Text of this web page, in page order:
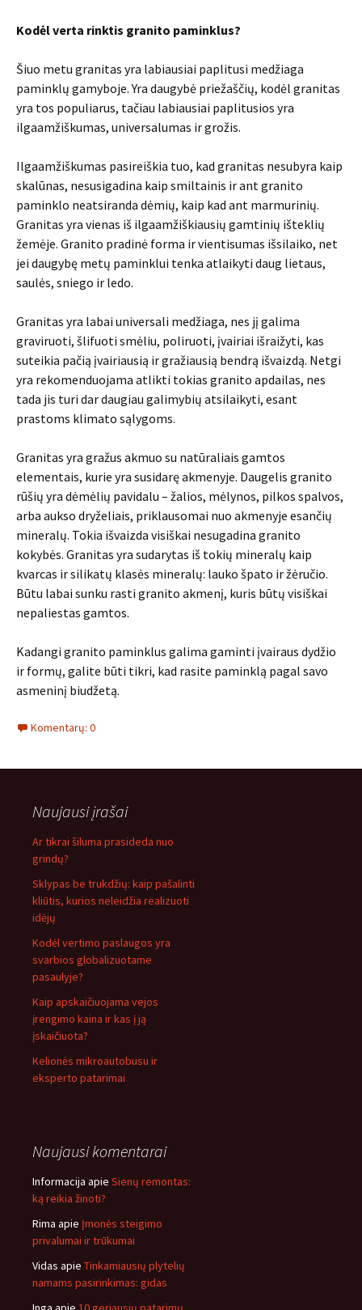
Kodėl verta rinktis granito paminklus?
Šiuo metu granitas yra labiausiai paplitusi medžiaga
paminklų gamyboje. Yra daugybė priežaščių, kodėl granitas
yra tos populiarus, tačiau labiausiai paplitusios yra
ilgaamžiškumas, universalumas ir grožis.
Ilgaamžiškumas pasireiškia tuo, kad granitas nesubyra kaip
skalūnas, nesusigadina kaip smiltainis ir ant granito
paminklo neatsiranda dėmių, kaip kad ant marmurinių.
Granitas yra vienas iš ilgaamžiškiausių gamtinių išteklių
žemėje. Granito pradinė forma ir vientisumas išsilaiko, net
jei daugybę metų paminklui tenka atlaikyti daug lietaus,
saulės, sniego ir ledo.
Granitas yra labai universali medžiaga, nes jį galima
graviruoti, šlifuoti smėliu, poliruoti, įvairiai išraižyti, kas
suteikia pačią įvairiausią ir gražiausią bendrą išvaizdą. Netgi
yra rekomenduojama atlikti tokias granito apdailas, nes
tada jis turi dar daugiau galimybių atsilaikyti, esant
prastoms klimato sąlygoms.
Granitas yra gražus akmuo su natūraliais gamtos
elementais, kurie yra susidarę akmenyje. Daugelis granito
rūšių yra dėmėlių pavidalu – žalios, mėlynos, pilkos spalvos,
arba aukso dryželiais, priklausomai nuo akmenyje esančių
mineralų. Tokia išvaizda visiškai nesugadina granito
kokybės. Granitas yra sudarytas iš tokių mineralų kaip
kvarcas ir silikatų klasės mineralų: lauko špato ir žėručio.
Būtu labai sunku rasti granito akmenį, kuris būtų visiškai
nepaliestas gamtos.
Kadangi granito paminklus galima gaminti įvairaus dydžio
ir formų, galite būti tikri, kad rasite paminklą pagal savo
asmeninį biudžetą.
Komentarų: 0
Naujausi įrašai
Ar tikrai šiluma prasideda nuo
grindų?
Sklypas be trukdžių: kaip pašalinti
kliūtis, kurios neleidžia realizuoti
idėjų
Kodėl vertimo paslaugos yra
svarbios globalizuotame
pasaulyje?
Kaip apskaičiuojama vejos
įrengimo kaina ir kas į ją
įskaičiuota?
Kelionės mikroautobusu ir
eksperto patarimai
Naujausi komentarai
Informacija apie Sienų remontas:
ką reikia žinoti?
Rima apie Įmonės steigimo
privalumai ir trūkumai
Vidas apie Tinkamiausių plytelių
namams pasirinkimas: gidas